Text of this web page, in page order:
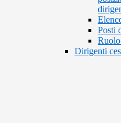
Posti
Dirigenti